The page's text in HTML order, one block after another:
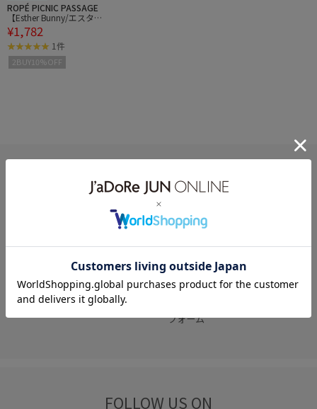
ROPÉ PICNIC PASSAGE
【Esther Bunny/エスター
バニー】ぬいぐるみスリ
ッパ リボンバニー
¥1,782
1件
2BUY10%OFF
HELP
何かお困りですか？
FAQ
フォーム
FOLLOW US ON